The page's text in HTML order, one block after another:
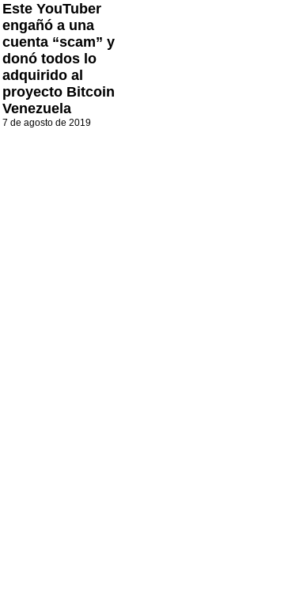
Este YouTuber
engañó a una
cuenta “scam” y
donó todos lo
adquirido al
proyecto Bitcoin
Venezuela
7 de agosto de 2019